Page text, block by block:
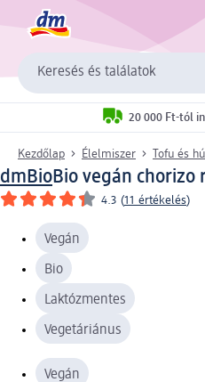
Keresés és találatok
20 000 Ft-tól
Kezdőlap Élelmiszer Tofu és
dmBioBio vegán chorizo
4.3 (11 értékelés)
Vegán
Bio
Laktózmentes
Vegetáriánus
Vegán